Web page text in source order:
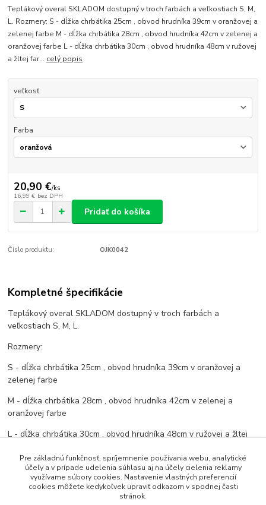
Teplákový overal SKLADOM dostupný v troch farbách a veľkostiach S, M,
L. Rozmery: S - dĺžka chrbátika 25cm , obvod hrudníka 39cm v oranžovej a
zelenej farbe M - dĺžka chrbátika 28cm , obvod hrudníka 42cm v zelenej a
oranžovej farbe L - dĺžka chrbátika 30cm , obvod hrudníka 48cm v ružovej
a žltej far... celý popis
veľkosť
Farba
20,90 €/ks
16,99 € bez DPH
Pridať do košíka
Číslo produktu: OJK0042
Kompletné špecifikácie
Teplákový overal SKLADOM dostupný v troch farbách a
veľkostiach S, M, L.
Rozmery:
S - dĺžka chrbátika 25cm , obvod hrudníka 39cm v oranžovej a
zelenej farbe
M - dĺžka chrbátika 28cm , obvod hrudníka 42cm v zelenej a
oranžovej farbe
L - dĺžka chrbátika 30cm , obvod hrudníka 48cm v ružovej a žltej
Tovar zaradený v kategóriách
Pre základnú funkčnosť, spríjemnenie používania webu, analytické
účely a v prípade udelenia súhlasu aj na účely cielenia reklamy
využívame súbory cookies. Nastavenie vlastných preferencií
cookies môžete kedykoľvek upraviť odkazom v spodnej časti
stránok.